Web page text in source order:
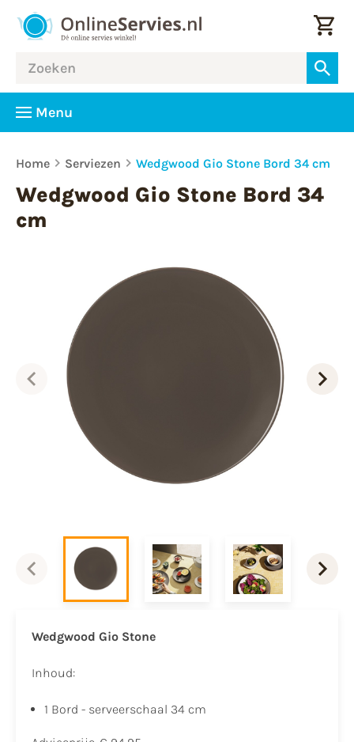
Menu
Home Serviezen Wedgwood Gio Stone Bord 34 cm
Wedgwood Gio Stone Bord 34
cm
Wedgwood Gio Stone
Inhoud:
1 Bord - serveerschaal 34 cm